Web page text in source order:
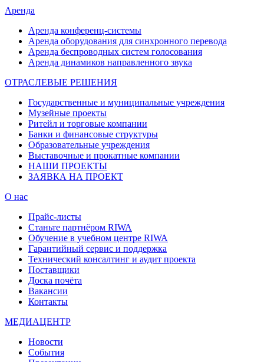
Аренда
Аренда конференц-системы
Аренда оборудования для синхронного перевода
Аренда беспроводных систем голосования
Аренда динамиков направленного звука
ОТРАСЛЕВЫЕ РЕШЕНИЯ
Государственные и муниципальные учреждения
Музейные проекты
Ритейл и торговые компании
Банки и финансовые структуры
Образовательные учреждения
Выставочные и прокатные компании
НАШИ ПРОЕКТЫ
ЗАЯВКА НА ПРОЕКТ
О нас
Прайс-листы
Станьте партнёром RIWA
Обучение в учебном центре RIWA
Гарантийный сервис и поддержка
Технический консалтинг и аудит проекта
Поставщики
Доска почёта
Вакансии
Контакты
МЕДИАЦЕНТР
Новости
События